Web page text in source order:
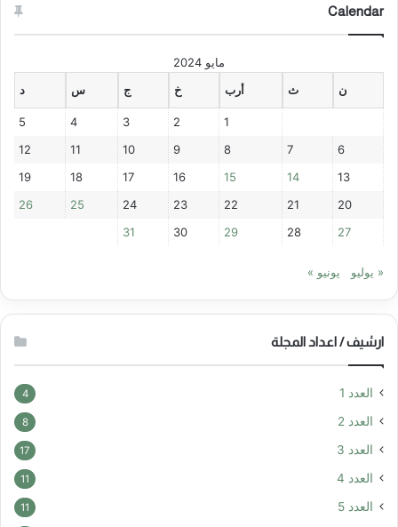
Calendar
مايو 2024
ن
ث أرب خ ج س د
1
2
3
4
5
6
7
8
9
10
11
12
13
14
15
16
17
18
19
20
21
22
23
24
25
26
27
28
29
30
31
« يوليو يونيو »
ارشيف / اعداد المجلة
العدد 1 4
العدد 2 8
العدد 3 17
العدد 4 11
العدد 5 11